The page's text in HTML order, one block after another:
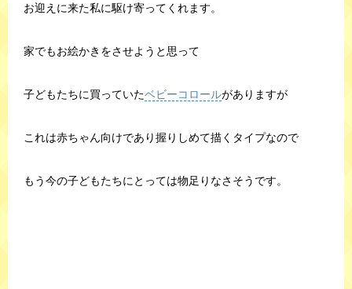
お迎えに来た私に駆け寄ってくれます。
家でもお絵かきをさせようと思って
子どもたちに買っていたベビーコロールがありますが
これは赤ちゃん向けであり握りしめて描くタイプなので
もう今の子どもたちにとっては物足りなさそうです。